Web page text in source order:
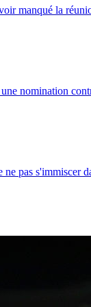
manqué la
nomination
pas s'immiscer